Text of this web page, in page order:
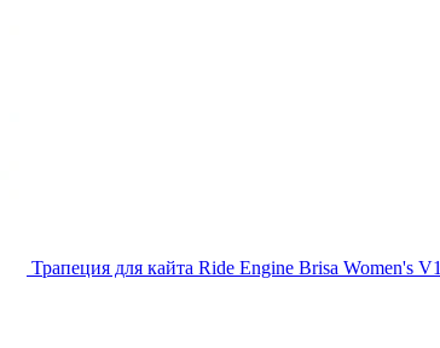
Трапеция для кайта Ride Engine Brisa Women's V1